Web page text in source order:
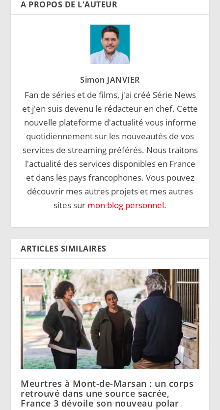
A PROPOS DE L'AUTEUR
Simon JANVIER
Fan de séries et de films, j'ai créé Série News
et j'en suis devenu le rédacteur en chef. Cette
nouvelle plateforme d'actualité vous informe
quotidiennement sur les nouveautés de vos
services de streaming préférés. Nous traitons
l'actualité des services disponibles en France
et dans les pays francophones. Vous pouvez
découvrir mes autres projets et mes autres
sites sur mon blog personnel.
ARTICLES SIMILAIRES
Meurtres à Mont-de-Marsan : un corps
retrouvé dans une source sacrée,
France 3 dévoile son nouveau polar